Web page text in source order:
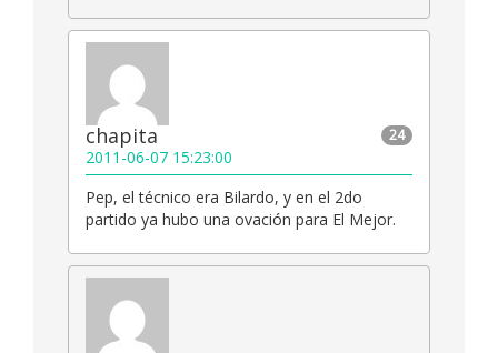
24
chapita
2011-06-07 15:23:00
Pep, el técnico era Bilardo, y en el 2do
partido ya hubo una ovación para El Mejor.